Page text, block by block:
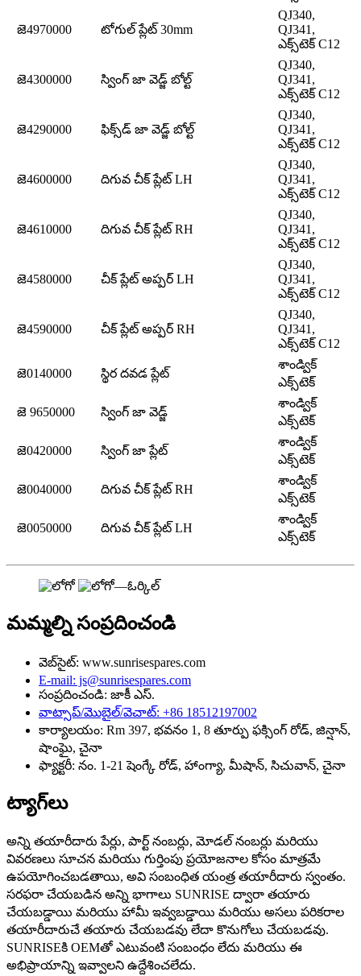
జె4970000 టోగుల్ ప్లేట్ 30mm
QJ340,
QJ341,
ఎక్స్‌టెక్ C12
జె4300000 స్వింగ్ జా వెడ్జ్ బోల్ట్
QJ340,
QJ341,
ఎక్స్‌టెక్ C12
జె4290000 ఫిక్స్‌డ్ జా వెడ్జ్ బోల్ట్
QJ340,
QJ341,
ఎక్స్‌టెక్ C12
జె4600000 దిగువ చీక్ ప్లేట్ LH
QJ340,
QJ341,
ఎక్స్‌టెక్ C12
జె4610000 దిగువ చీక్ ప్లేట్ RH
QJ340,
QJ341,
ఎక్స్‌టెక్ C12
జె4580000 చీక్ ప్లేట్ అప్పర్ LH
QJ340,
QJ341,
ఎక్స్‌టెక్ C12
జె4590000 చీక్ ప్లేట్ అప్పర్ RH
QJ340,
QJ341,
ఎక్స్‌టెక్ C12
జె0140000 స్థిర దవడ ప్లేట్
శాండ్విక్
ఎక్స్‌టెక్
జె 9650000 స్వింగ్ జా వెడ్జ్
శాండ్విక్
ఎక్స్‌టెక్
జె0420000 స్వింగ్ జా ప్లేట్
శాండ్విక్
ఎక్స్‌టెక్
జె0040000 దిగువ చీక్ ప్లేట్ RH
శాండ్విక్
ఎక్స్‌టెక్
జె0050000 దిగువ చీక్ ప్లేట్ LH
శాండ్విక్
ఎక్స్‌టెక్
మమ్మల్ని సంప్రదించండి
వెబ్‌సైట్: www.sunrisespares.com
E-mail: js@sunrisespares.com
సంప్రదించండి: జాకీ ఎస్.
వాట్సాప్/మొబైల్/వెచాట్: +86 18512197002
కార్యాలయం: Rm 397, భవనం 1, 8 తూర్పు ఫక్సింగ్ రోడ్, జిన్షాన్,
షాంఘై, చైనా
ఫ్యాక్టరీ: నం. 1-21 షెంగ్కే రోడ్, హాంగ్యా, మీషాన్, సిచువాన్, చైనా
ట్యాగ్‌లు
అన్ని తయారీదారు పేర్లు, పార్ట్ నంబర్లు, మోడల్ నంబర్లు మరియు
వివరణలు సూచన మరియు గుర్తింపు ప్రయోజనాల కోసం మాత్రమే
ఉపయోగించబడతాయి, అవి సంబంధిత యంత్ర తయారీదారు స్వంతం.
సరఫరా చేయబడిన అన్ని భాగాలు SUNRISE ద్వారా తయారు
చేయబడ్డాయి మరియు హామీ ఇవ్వబడ్డాయి మరియు అసలు పరికరాల
తయారీదారుచే తయారు చేయబడవు లేదా కొనుగోలు చేయబడవు.
SUNRISEకి OEMతో ఎటువంటి సంబంధం లేదు మరియు ఈ
అభిప్రాయాన్ని ఇవ్వాలని ఉద్దేశించలేదు.